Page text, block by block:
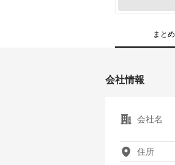
まとめ
会社情報
会社名
住所